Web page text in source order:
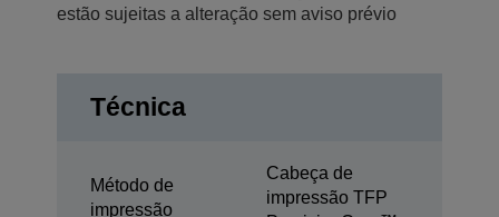
estão sujeitas a alteração sem aviso prévio
Técnica
Método de
impressão
Cabeça de
impressão TFP